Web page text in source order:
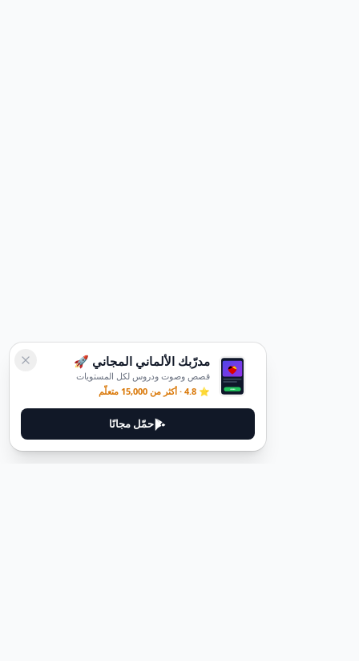
مدرّبك الألماني المجاني 🚀
قصص وصوت ودروس لكل المستويات
⭐ 4.8 · أكثر من 15,000 متعلّم
حمّل مجانًا